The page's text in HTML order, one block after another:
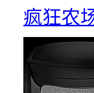
疯狂农